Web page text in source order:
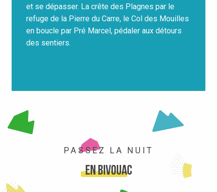
et se dépasser. La crête des Plagnes par le
refuge de la Pierre du Carre, le Col des Mouilles
en boucle par Pré Marcel, pédaler aux détours
des sentiers.
PASSEZ LA NUIT
en bivouac